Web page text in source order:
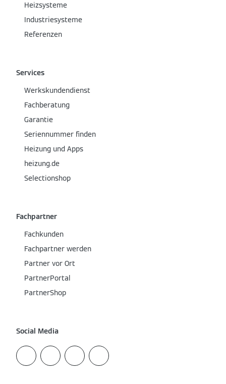
Heizsysteme
Industriesysteme
Referenzen
Services
Werkskundendienst
Fachberatung
Garantie
Seriennummer finden
Heizung und Apps
heizung.de
Selectionshop
Fachpartner
Fachkunden
Fachpartner werden
Partner vor Ort
PartnerPortal
PartnerShop
Social Media